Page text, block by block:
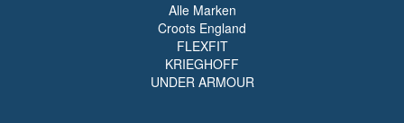
Alle Marken
Croots England
FLEXFIT
KRIEGHOFF
UNDER ARMOUR